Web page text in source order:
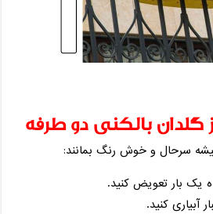
گلدان بالکنی دو طرفه
سرحال و خوش ‌رنگ بمانند:
آبیاری کنید.